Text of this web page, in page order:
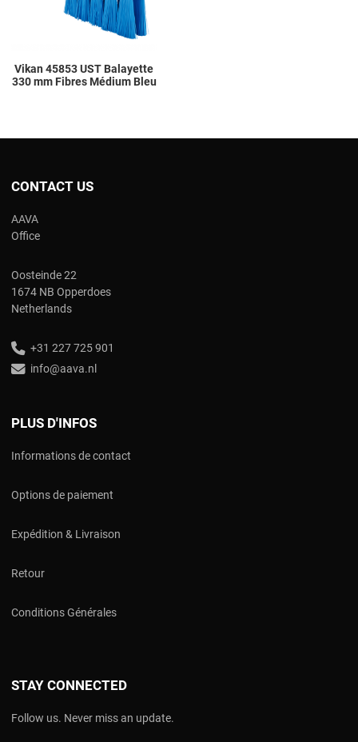
Vikan 45853 UST Balayette
330 mm Fibres Médium Bleu
CONTACT US
AAVA
Office
Oosteinde 22
1674 NB Opperdoes
Netherlands
+31 227 725 901
info@aava.nl
PLUS D'INFOS
Informations de contact
Options de paiement
Expédition & Livraison
Retour
Conditions Générales
STAY CONNECTED
Follow us. Never miss an update.